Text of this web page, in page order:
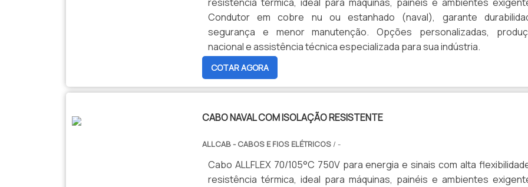
Condutor em cobre nu ou estanhado (naval), garante
segurança e menor manutenção. Opções personalizadas,
nacional e assistência técnica especializada para sua indústria.
COTAR AGORA
CABO NAVAL COM ISOLAÇÃO RESISTENTE
ALLCAB - CABOS E FIOS ELÉTRICOS / -
Cabo ALLFLEX 70/105°C 750V para energia e sinais com alta
resistência térmica, ideal para máquinas, painéis e ambientes